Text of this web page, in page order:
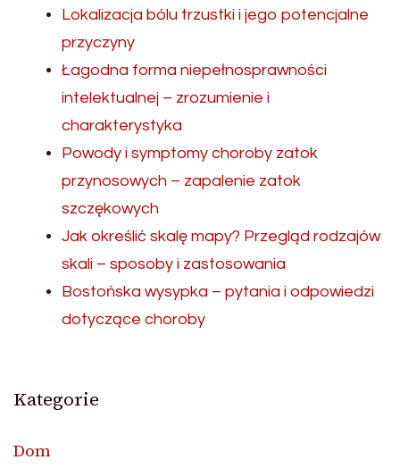
Lokalizacja bólu trzustki i jego potencjalne
przyczyny
Łagodna forma niepełnosprawności
intelektualnej – zrozumienie i
charakterystyka
Powody i symptomy choroby zatok
przynosowych – zapalenie zatok
szczękowych
Jak określić skalę mapy? Przegląd rodzajów
skali – sposoby i zastosowania
Bostońska wysypka – pytania i odpowiedzi
dotyczące choroby
Kategorie
Dom